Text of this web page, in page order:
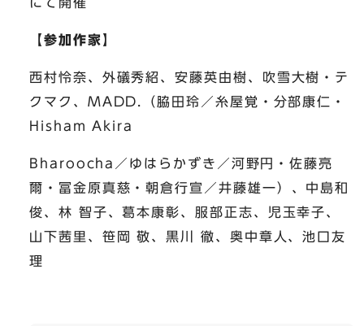
【参加作家】
西村怜奈、外礒秀紹、安藤英由樹、吹雪大樹・テ
クマク、MADD.（脇田玲／糸屋覚・分部康仁・
Hisham Akira
Bharoocha／ゆはらかずき／河野円・佐藤亮
爾・冨金原真慈・朝倉行宣／井藤雄一）、中島和
俊、林 智子、葛本康彰、服部正志、児玉幸子、
山下茜里、笹岡 敬、黒川 徹、奥中章人、池口友
理